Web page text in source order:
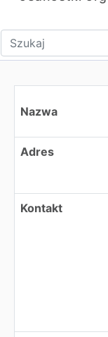
Wpisz tekst do
Szkoła
Nazwa
Adres
Kontakt